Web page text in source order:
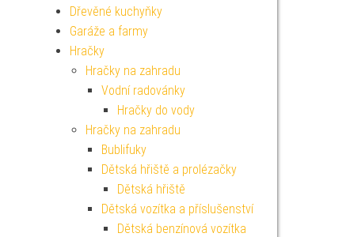
Dřevěné kuchyňky
Garáže a farmy
Hračky
Hračky na zahradu
Vodní radovánky
Hračky do vody
Hračky na zahradu
Bublifuky
Dětská hřiště a prolézačky
Dětská hřiště
Dětská vozítka a příslušenství
Dětská benzínová vozítka